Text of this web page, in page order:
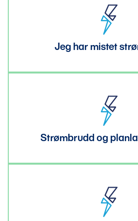
Jeg har mistet
Strømbrudd og